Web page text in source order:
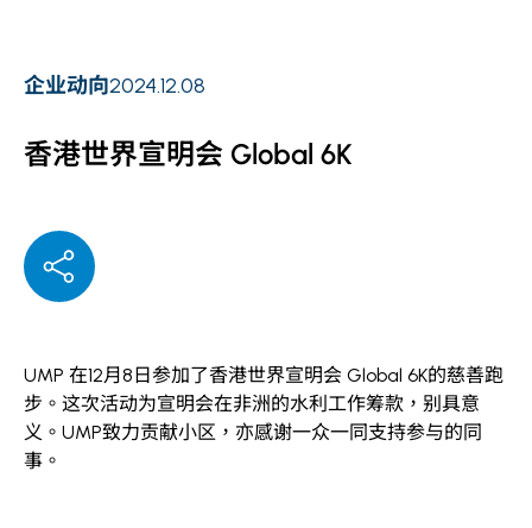
企业动向2024.12.08
香港世界宣明会 Global 6K
UMP 在12月8日参加了香港世界宣明会 Global 6K的慈善跑
步。这次活动为宣明会在非洲的水利工作筹款，别具意
义。 UMP致力贡献小区，亦感谢一众一同支持参与的同
事。